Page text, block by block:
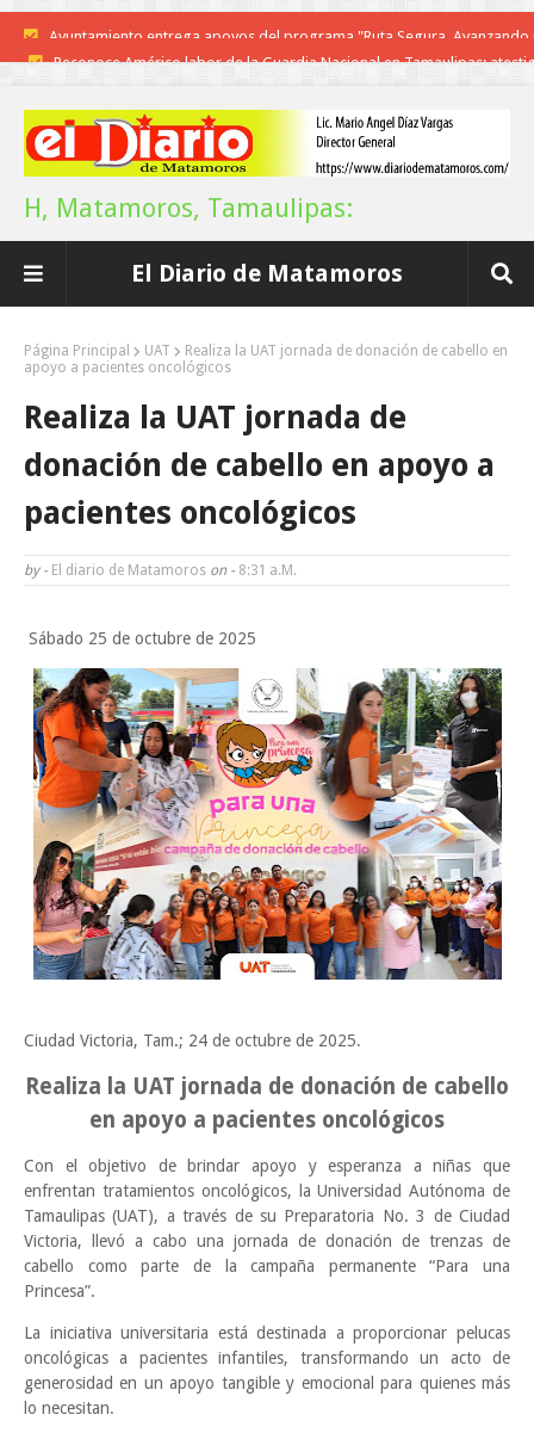
Reconoce Américo labor de la Guardia Nacional en Tamaulipas;
Brindará Familia UAT un moderno espacio con sentido humano en
A Tamaulipas…le llueve sobre mojado
Instala Sector Salud Comité Estatal de Calidad en Salud para
colonia Carlos Salinas de Gortari
La UAT, Gobierno del Estado y ganaderos consolidan proyecto
Martes en Tu Colonia Renovado acerca servicios y atención directa a
familias de Matamoros
La ONU publica Segundo Informe Subnacional de Tamaulipas
Disney reconoce a nivel mundial talento de estudiante de la UAT
Ayuntamiento entrega apoyos del programa "Ruta Segura,
la Educación"
Sabado, 8 Agosto
H, Matamoros, Tamaulipas:
El Diario de Matamoros
Página Principal UAT
Realiza la UAT jornada de donación de cabello en
apoyo a pacientes oncológicos
Realiza la UAT jornada de
donación de cabello en apoyo a
pacientes oncológicos
by - El diario de Matamoros on - 8:31 A.m.
Sábado 25 de octubre de 2025
Ciudad Victoria, Tam.; 24 de octubre de 2025.
Realiza la UAT jornada de donación de cabello
en apoyo a pacientes oncológicos
Con el objetivo de brindar apoyo y esperanza a niñas que
enfrentan tratamientos oncológicos, la Universidad Autónoma de
Tamaulipas (UAT), a través de su Preparatoria No. 3 de Ciudad
Victoria, llevó a cabo una jornada de donación de trenzas de
cabello como parte de la campaña permanente “Para una
Princesa”.
La iniciativa universitaria está destinada a proporcionar pelucas
oncológicas a pacientes infantiles, transformando un acto de
generosidad en un apoyo tangible y emocional para quienes más
lo necesitan.